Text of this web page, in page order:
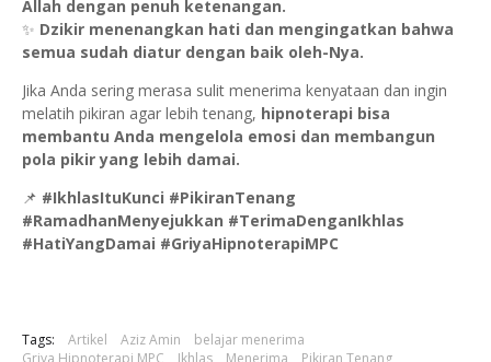
Allah dengan penuh ketenangan.
✨ Dzikir menenangkan hati dan mengingatkan bahwa
semua sudah diatur dengan baik oleh-Nya.
Jika Anda sering merasa sulit menerima kenyataan dan ingin
melatih pikiran agar lebih tenang, hipnoterapi bisa
membantu Anda mengelola emosi dan membangun
pola pikir yang lebih damai.
📌 #IkhlasItuKunci #PikiranTenang
#RamadhanMenyejukkan #TerimaDenganIkhlas
#HatiYangDamai #GriyaHipnoterapiMPC
Tags: Artikel Aziz Amin
belajar menerima
Griya Hipnoterapi MPC
Ikhlas Menerima
Pikiran Tenang